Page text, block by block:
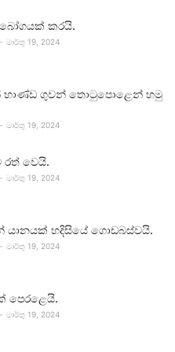
කරයි.
මාර්තු 19, 2024
භාණ්ඩ ගුවන් තොටුපොළෙන් හමු
මාර්තු 19, 2024
රත් වෙයි.
මාර්තු 19, 2024
යානයක් හදිසියේ ගොඩබස්වයි.
මාර්තු 19, 2024
පෙරළෙයි.
මාර්තු 19, 2024